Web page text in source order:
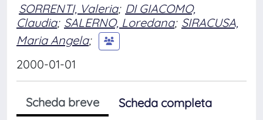
SORRENTI, Valeria; DI GIACOMO,
Claudia; SALERNO, Loredana; SIRACUSA,
Maria Angela;
2000-01-01
Scheda breve
Scheda completa